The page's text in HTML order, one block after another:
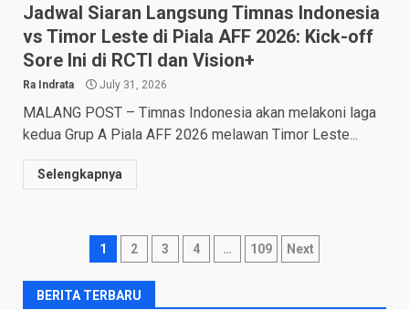
Jadwal Siaran Langsung Timnas Indonesia
vs Timor Leste di Piala AFF 2026: Kick-off
Sore Ini di RCTI dan Vision+
Ra Indrata July 31, 2026
MALANG POST – Timnas Indonesia akan melakoni laga
kedua Grup A Piala AFF 2026 melawan Timor Leste...
Selengkapnya
Posts
navigation
1 2 3 4 … 109 Next
BERITA TERBARU